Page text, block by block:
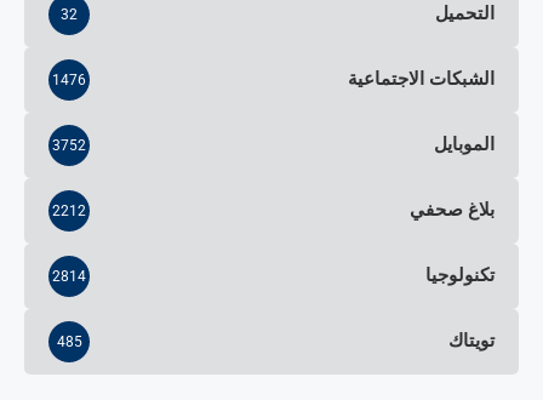
التحميل 32
الشبكات الاجتماعية 1476
الموبايل 3752
بلاغ صحفي 2212
تكنولوجيا 2814
تويتاك 485